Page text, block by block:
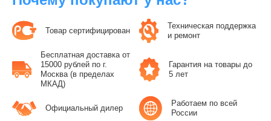
Товар сертифицирован
Техническая поддержка
и ремонт
Бесплатная доставка от
15000 рублей по г.
Москва (в пределах
МКАД)
Гарантия на товары до
5 лет
Официальный дилер
Работаем по всей
России